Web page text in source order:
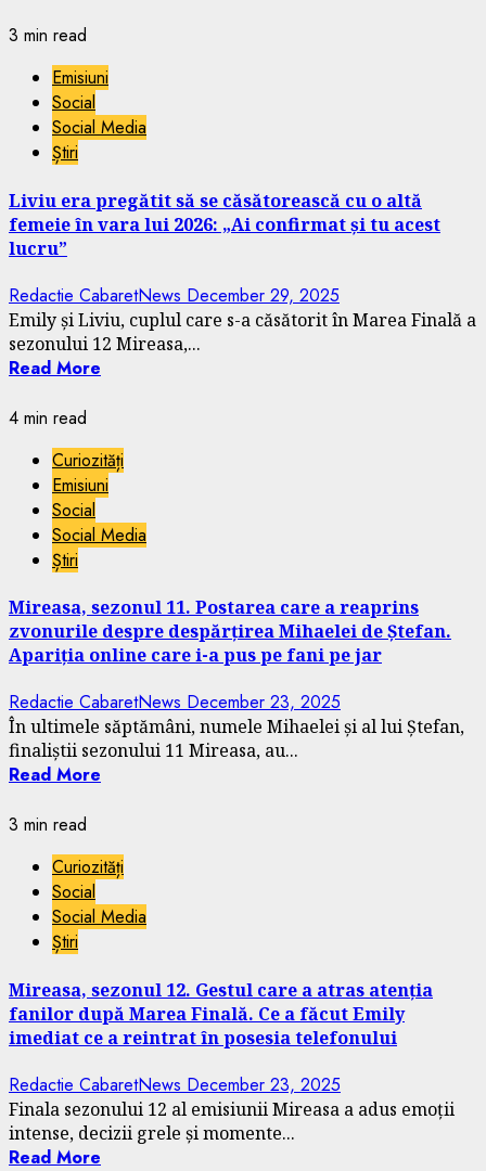
3 min read
Emisiuni
Social
Social Media
Știri
Liviu era pregătit să se căsătorească cu o altă
femeie în vara lui 2026: „Ai confirmat și tu acest
lucru”
Redactie CabaretNews December 29, 2025
Emily și Liviu, cuplul care s-a căsătorit în Marea Finală a
sezonului 12 Mireasa,...
Read More
4 min read
Curiozități
Emisiuni
Social
Social Media
Știri
Mireasa, sezonul 11. Postarea care a reaprins
zvonurile despre despărțirea Mihaelei de Ștefan.
Apariția online care i-a pus pe fani pe jar
Redactie CabaretNews December 23, 2025
În ultimele săptămâni, numele Mihaelei și al lui Ștefan,
finaliștii sezonului 11 Mireasa, au...
Read More
3 min read
Curiozități
Social
Social Media
Știri
Mireasa, sezonul 12. Gestul care a atras atenția
fanilor după Marea Finală. Ce a făcut Emily
imediat ce a reintrat în posesia telefonului
Redactie CabaretNews December 23, 2025
Finala sezonului 12 al emisiunii Mireasa a adus emoții
intense, decizii grele și momente...
Read More